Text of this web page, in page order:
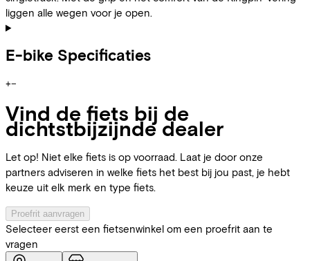
liggen alle wegen voor je open.
E-bike Specificaties
+−
Vind de fiets bij de
dichtstbijzijnde dealer
Let op! Niet elke fiets is op voorraad. Laat je door onze
partners adviseren in welke fiets het best bij jou past, je hebt
keuze uit elk merk en type fiets.
Proefrit aanvragen
Selecteer eerst een fietsenwinkel om een proefrit aan te
vragen